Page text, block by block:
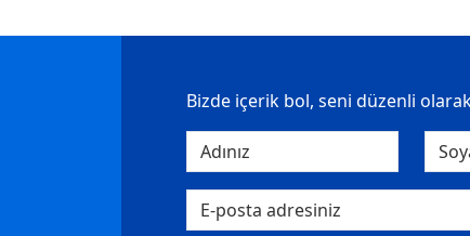
Bizde içerik bol, seni düzenli